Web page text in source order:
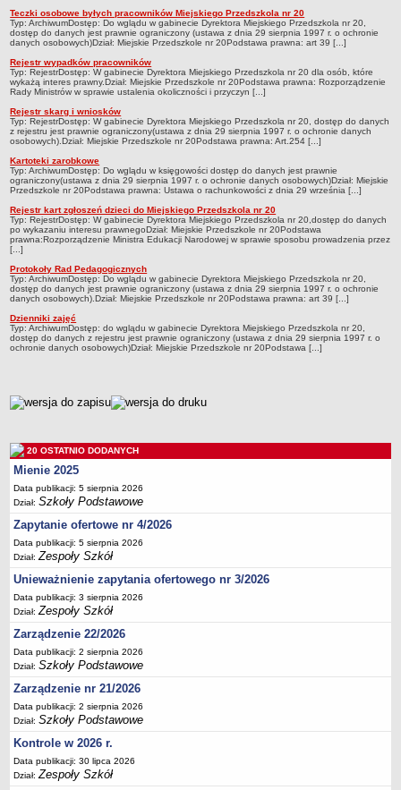
Sprawozdania
Deklaracja dostępności
Zespół Poradni
BIURO FINANSÓW OŚWIATY
Dane podstawowe
Statut
Majątek
Godziny dyżurów
Ogłoszenia
Zarządzenia
Kontrole
PONOWNE WYKORZYSTYWANIE
Sprawozdania
Deklaracja dostępności
PONOWNE WYKORZYSTYWANIE
OCHRONA DANYCH OSOBOWYCH
Teczki osobowe byłych pracowników Miejskiego Przedszkola nr 20
Typ: ArchiwumDostęp: Do wglądu w gabinecie Dyrektora Miejskiego Przedszkola nr 20,
dostęp do danych jest prawnie ograniczony (ustawa z dnia 29 sierpnia 1997 r. o ochronie
danych osobowych)Dział: Miejskie Przedszkole nr 20Podstawa prawna: art 39 [...]
Rejestr wypadków pracowników
Typ: RejestrDostęp: W gabinecie Dyrektora Miejskiego Przedszkola nr 20 dla osób, które
wykażą interes prawny.Dział: Miejskie Przedszkole nr 20Podstawa prawna: Rozporządzenie
Rady Ministrów w sprawie ustalenia okoliczności i przyczyn [...]
Rejestr skarg i wniosków
Typ: RejestrDostęp: W gabinecie Dyrektora Miejskiego Przedszkola nr 20, dostęp do danych
z rejestru jest prawnie ograniczony(ustawa z dnia 29 sierpnia 1997 r. o ochronie danych
osobowych).Dział: Miejskie Przedszkole nr 20Podstawa prawna: Art.254 [...]
Kartoteki zarobkowe
Typ: ArchiwumDostęp: Do wglądu w księgowości dostęp do danych jest prawnie
ograniczony(ustawa z dnia 29 sierpnia 1997 r. o ochronie danych osobowych)Dział: Miejskie
Przedszkole nr 20Podstawa prawna: Ustawa o rachunkowości z dnia 29 września [...]
Rejestr kart zgłoszeń dzieci do Miejskiego Przedszkola nr 20
Typ: RejestrDostęp: W gabinecie Dyrektora Miejskiego Przedszkola nr 20,dostęp do danych
po wykazaniu interesu prawnegoDział: Miejskie Przedszkole nr 20Podstawa
prawna:Rozporządzenie Ministra Edukacji Narodowej w sprawie sposobu prowadzenia przez
[...]
Protokoły Rad Pedagogicznych
Typ: ArchiwumDostęp: Do wglądu w gabinecie Dyrektora Miejskiego Przedszkola nr 20,
dostęp do danych jest prawnie ograniczony (ustawa z dnia 29 sierpnia 1997 r. o ochronie
danych osobowych).Dział: Miejskie Przedszkole nr 20Podstawa prawna: art 39 [...]
Dzienniki zajęć
Typ: ArchiwumDostęp: do wglądu w gabinecie Dyrektora Miejskiego Przedszkola nr 20,
dostęp do danych z rejestru jest prawnie ograniczony (ustawa z dnia 29 sierpnia 1997 r. o
ochronie danych osobowych)Dział: Miejskie Przedszkole nr 20Podstawa [...]
metryczka
20 OSTATNIO DODANYCH
Mienie 2025
Data publikacji: 5 sierpnia 2026
Dział:Szkoły Podstawowe
Zapytanie ofertowe nr 4/2026
Data publikacji: 5 sierpnia 2026
Dział:Zespoły Szkół
Unieważnienie zapytania ofertowego nr 3/2026
Data publikacji: 3 sierpnia 2026
Dział:Zespoły Szkół
Zarządzenie 22/2026
Data publikacji: 2 sierpnia 2026
Dział:Szkoły Podstawowe
Zarządzenie nr 21/2026
Data publikacji: 2 sierpnia 2026
Dział:Szkoły Podstawowe
Kontrole w 2026 r.
Data publikacji: 30 lipca 2026
Dział:Zespoły Szkół